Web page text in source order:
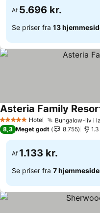
Af 5.696 kr.
Se priser fra 13
5 Stjerner Hotel Bungalow-liv i
Asteria Family
8,3 Meget godt 8.755
Af 1.133 kr.
Se priser fra 7